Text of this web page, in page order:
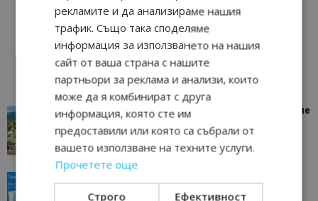
“Пощенска картичка от…”: Петрич – Изживяване
отвъд очакваното
всички времена
рекламите и да анализираме нашия
трафик. Също така споделяме
информация за използването на нашия
сайт от ваша страна с нашите
партньори за реклама и анализи, които
може да я комбинират с друга
информация, която сте им
предоставили или която са събрали от
вашето използване на техните услуги.
Прочетете още
Строго
Ефективност